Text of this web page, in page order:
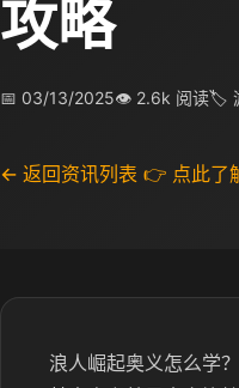
攻略
📅 03/13/2025👁 2.6k 阅读🏷
← 返回资讯列表 👉 点此了
浪人崛起奥义怎么学